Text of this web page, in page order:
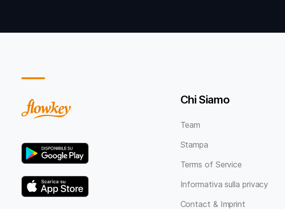
Chi Siamo
Team
Stampa
Terms of Service
Informativa sulla privacy
Contact & Imprint